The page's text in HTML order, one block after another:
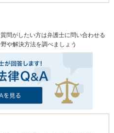
問がしたい方は弁護士に問い合わせる
や解決方法を調べましょう